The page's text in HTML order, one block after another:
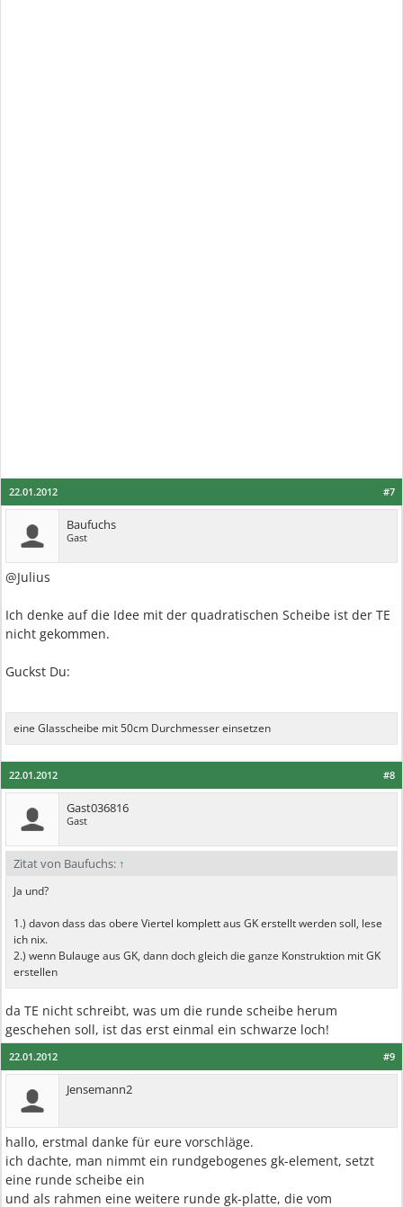
#7
22.01.2012
Baufuchs
Gast
@Julius
Ich denke auf die Idee mit der quadratischen Scheibe ist der TE
nicht gekommen.
Guckst Du:
eine Glasscheibe mit 50cm Durchmesser einsetzen
#8
22.01.2012
Gast036816
Gast
Zitat von Baufuchs: ↑
Ja und?
1.) davon dass das obere Viertel komplett aus GK erstellt werden soll, lese
ich nix.
2.) wenn Bulauge aus GK, dann doch gleich die ganze Konstruktion mit GK
erstellen
da TE nicht schreibt, was um die runde scheibe herum
geschehen soll, ist das erst einmal ein schwarze loch!
#9
22.01.2012
Jensemann2
hallo, erstmal danke für eure vorschläge.
ich dachte, man nimmt ein rundgebogenes gk-element, setzt
eine runde scheibe ein
und als rahmen eine weitere runde gk-platte, die vom